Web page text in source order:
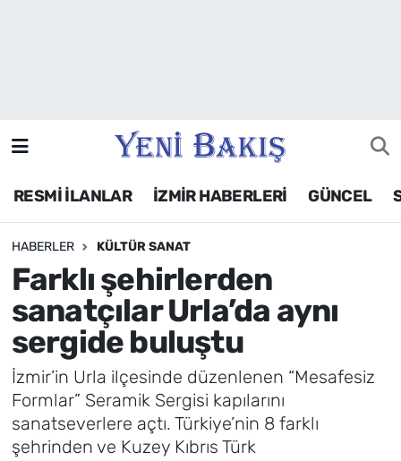
RESMİ İLANLAR İZMİR HABERLERİ GÜNCEL
HABERLER KÜLTÜR SANAT
Farklı şehirlerden
sanatçılar Urla’da aynı
sergide buluştu
İzmir’in Urla ilçesinde düzenlenen “Mesafesiz
Formlar” Seramik Sergisi kapılarını
sanatseverlere açtı. Türkiye’nin 8 farklı
şehrinden ve Kuzey Kıbrıs Türk
Siyaset
Asayiş / Polis-Adliye
Spor
Magazin
Foto Galeri
Künye